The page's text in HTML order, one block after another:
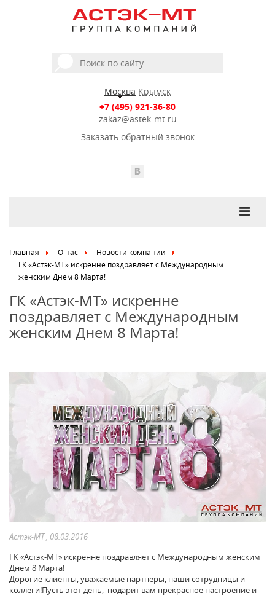
Москва Крымск
+7 (495) 921-36-80
zakaz@astek-mt.ru
Заказать обратный звонок
Главная О нас
Новости компании
ГК «Астэк-МТ» искренне поздравляет с Международным
женским Днем 8 Марта!
ГК «Астэк-МТ» искренне
поздравляет с Международным
женским Днем 8 Марта!
Астэк-МТ , 08.03.2016
ГК «Астэк-МТ» искренне поздравляет с Международным женским
Днем 8 Марта!
Дорогие клиенты, уважаемые партнеры, наши сотрудницы и
коллеги!Пусть этот день, подарит вам прекрасное настроение и